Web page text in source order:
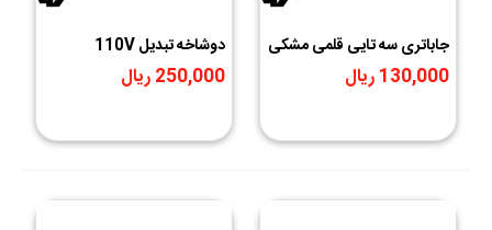
جاباتری سه تایی قلمی مشکی
130,000 ریال
دوشاخه تبدیل 110V
250,000 ریال